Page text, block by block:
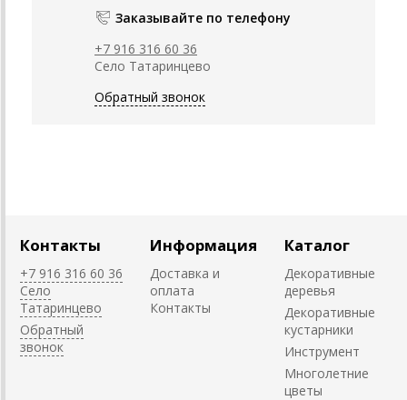
Заказывайте по телефону
+7 916 316 60 36
Село Татаринцево
Обратный звонок
Контакты
+7 916 316 60 36
Село
Татаринцево
Обратный
звонок
Информация
Доставка и
оплата
Контакты
Каталог
Декоративные
деревья
Декоративные
кустарники
Инструмент
Многолетние
цветы